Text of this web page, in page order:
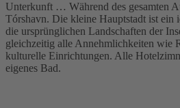
Unterkunft … Während des gesamten
Tórshavn. Die kleine Hauptstadt ist ein
die ursprünglichen Landschaften der
gleichzeitig alle Annehmlichkeiten wie
kulturelle Einrichtungen. Alle
eigenes Bad.